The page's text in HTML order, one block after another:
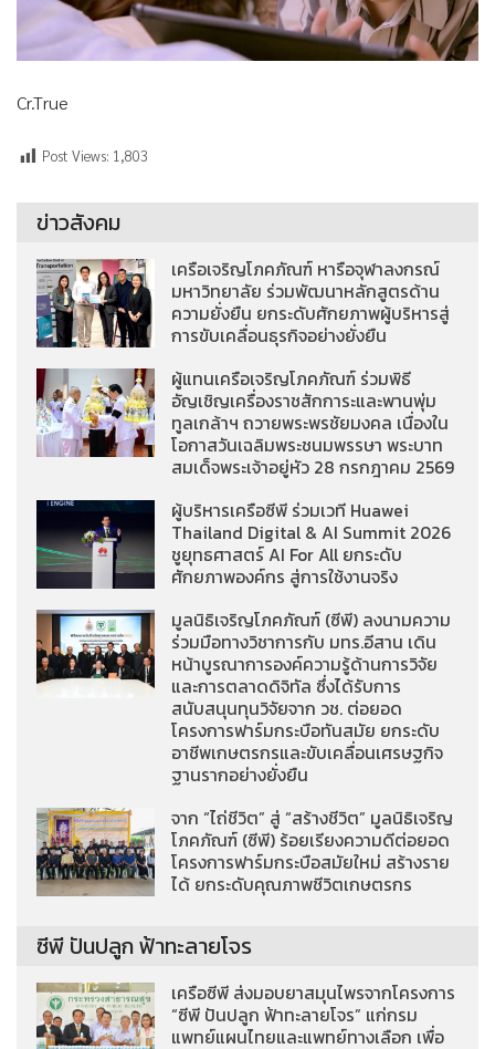
Cr.True
Post Views: 1,803
ข่าวสังคม
เครือเจริญโภคภัณฑ์ หารือจุฬาลงกรณ์
มหาวิทยาลัย ร่วมพัฒนาหลักสูตรด้าน
ความยั่งยืน ยกระดับศักยภาพผู้บริหารสู่
การขับเคลื่อนธุรกิจอย่างยั่งยืน
ผู้แทนเครือเจริญโภคภัณฑ์ ร่วมพิธี
อัญเชิญเครื่องราชสักการะและพานพุ่ม
ทูลเกล้าฯ ถวายพระพรชัยมงคล เนื่องใน
โอกาสวันเฉลิมพระชนมพรรษา พระบาท
สมเด็จพระเจ้าอยู่หัว 28 กรกฎาคม 2569
ผู้บริหารเครือซีพี ร่วมเวที Huawei
Thailand Digital & AI Summit 2026
ชูยุทธศาสตร์ AI For All ยกระดับ
ศักยภาพองค์กร สู่การใช้งานจริง
มูลนิธิเจริญโภคภัณฑ์ (ซีพี) ลงนามความ
ร่วมมือทางวิชาการกับ มทร.อีสาน เดิน
หน้าบูรณาการองค์ความรู้ด้านการวิจัย
และการตลาดดิจิทัล ซึ่งได้รับการ
สนับสนุนทุนวิจัยจาก วช. ต่อยอด
โครงการฟาร์มกระบือทันสมัย ยกระดับ
อาชีพเกษตรกรและขับเคลื่อนเศรษฐกิจ
ฐานรากอย่างยั่งยืน
จาก “ไถ่ชีวิต” สู่ “สร้างชีวิต” มูลนิธิเจริญ
โภคภัณฑ์ (ซีพี) ร้อยเรียงความดีต่อยอด
โครงการฟาร์มกระบือสมัยใหม่ สร้างราย
ได้ ยกระดับคุณภาพชีวิตเกษตรกร
ซีพี ปันปลูก ฟ้าทะลายโจร
เครือซีพี ส่งมอบยาสมุนไพรจากโครงการ
“ซีพี ปันปลูก ฟ้าทะลายโจร” แก่กรม
แพทย์แผนไทยและแพทย์ทางเลือก เพื่อ